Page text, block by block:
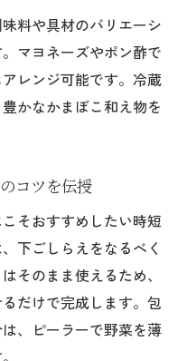
両立するかまぼこ和
食卓を華やかに演
和え物のポイント
飽きずに楽しむコツ
まぼこ和え物
かまぼこ和え物レシ
料や具材のバリエーシ
マヨネーズやポン酢で
レンジ可能です。冷蔵
かなかまぼこ和え物を
コツを伝授
そおすすめしたい時短
下ごしらえをなるべく
そのまま使えるため、
だけで完成します。包
、ピーラーで野菜を薄